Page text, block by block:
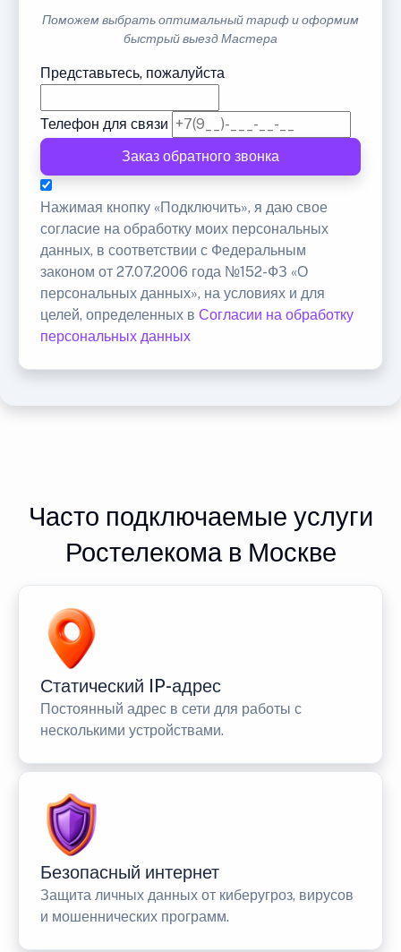
Поможем выбрать оптимальный тариф и оформим
быстрый выезд Мастера
Представьтесь, пожалуйста
Телефон для связи
Заказ обратного звонка
Нажимая кнопку «Подключить», я даю свое
согласие на обработку моих персональных
данных, в соответствии с Федеральным
законом от 27.07.2006 года №152-ФЗ «О
персональных данных», на условиях и для
целей, определенных в Согласии на обработку
персональных данных
Часто подключаемые услуги
Ростелекома в Москве
Статический IP-адрес
Постоянный адрес в сети для работы с
несколькими устройствами.
Безопасный интернет
Защита личных данных от киберугроз, вирусов
и мошеннических программ.